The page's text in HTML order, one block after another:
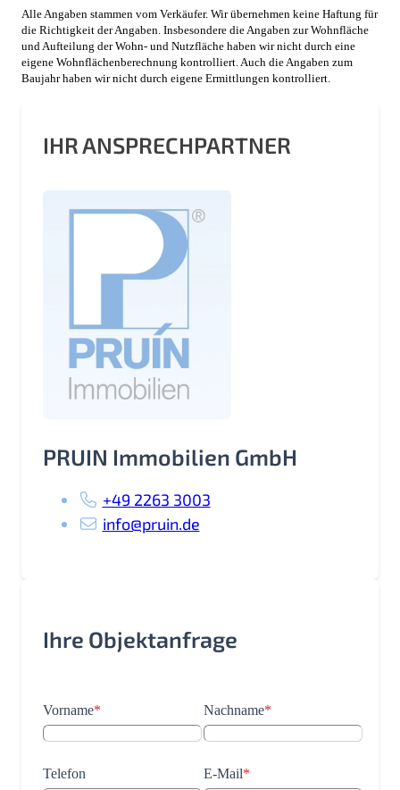
Alle Angaben stammen vom Verkäufer. Wir übernehmen keine Haftung für
die Richtigkeit der Angaben. Insbesondere die Angaben zur Wohnfläche
und Aufteilung der Wohn- und Nutzfläche haben wir nicht durch eine
eigene Wohnflächenberechnung kontrolliert. Auch die Angaben zum
Baujahr haben wir nicht durch eigene Ermittlungen kontrolliert.
IHR ANSPRECHPARTNER
PRUIN Immobilien GmbH
+49 2263 3003
info@pruin.de
Ihre Objektanfrage
Vorname* Nachname*
Telefon E-Mail*